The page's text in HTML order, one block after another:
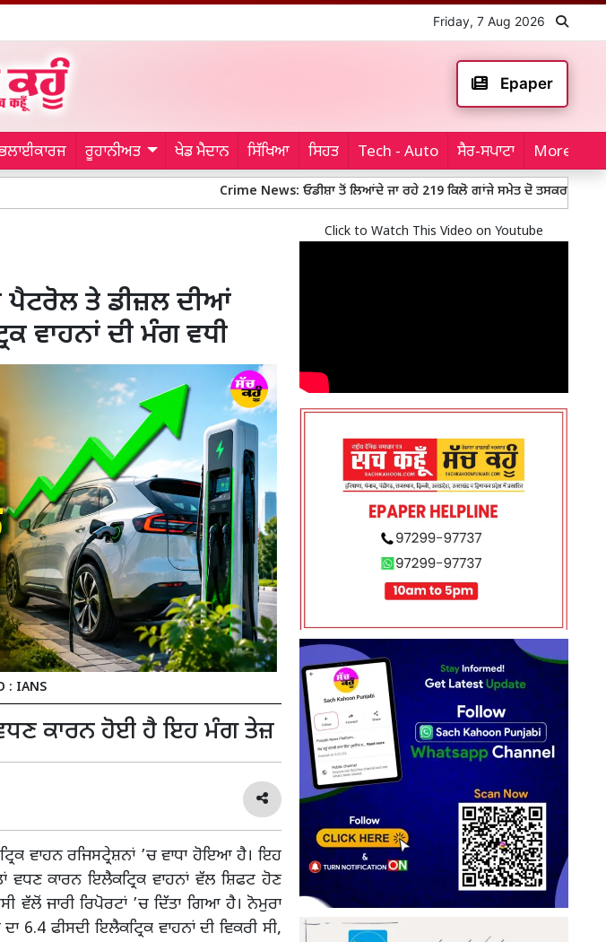
Friday, 7 Aug 2026
Epaper
ਰੂਹਾਨੀਅਤ ਖੇਡ ਮੈਦਾਨ ਸਿੱਖਿਆ ਸਿਹਤ Tech - Auto ਸੈਰ-ਸਪਾਟਾ More...
Crime News: ਓਡੀਸ਼ਾ ਤੋਂ ਲਿਆਂਦੇ ਜਾ ਰਹੇ 219 ਕਿਲੋ ਗਾਂਜੇ ਸਮੇਤ ਦੋ ਤਸਕਰ ਗ੍ਰਿਫ਼ਤਾਰ
ਪੈਟਰੋਲ ਤੇ ਡੀਜ਼ਲ ਦੀਆਂ
ਵਾਹਨਾਂ ਦੀ ਮੰਗ ਵਧੀ
: IANS
ਕਾਰਨ ਹੋਈ ਹੈ ਇਹ ਮੰਗ ਤੇਜ਼
ਵਾਹਨ ਰਜਿਸਟ੍ਰੇਸ਼ਨਾਂ ’ਚ ਵਾਧਾ ਹੋਇਆ ਹੈ। ਇਹ
ਕਾਰਨ ਇਲੈਕਟ੍ਰਿਕ ਵਾਹਨਾਂ ਵੱਲ ਸ਼ਿਫਟ ਹੋਣ
ਜਾਰੀ ਰਿਪੋਰਟਾਂ ’ਚ ਦਿੱਤਾ ਗਿਆ ਹੈ। ਨੋਮੁਰਾ
6.4 ਫੀਸਦੀ ਇਲੈਕਟ੍ਰਿਕ ਵਾਹਨਾਂ ਦੀ ਵਿਕਰੀ ਸੀ,
Click to Watch This Video on Youtube